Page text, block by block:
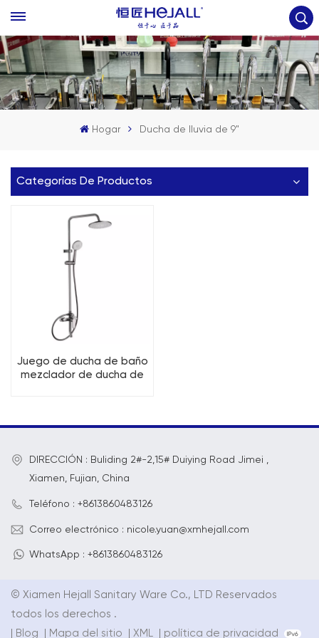
Hogar Ducha de lluvia de 9"
Categorías De Productos
Juego de ducha de baño
mezclador de ducha de
DIRECCIÓN : Buliding 2#-2,15# Duiying Road Jimei ,
Xiamen, Fujian, China
Teléfono : +8613860483126
Correo electrónico : nicole.yuan@xmhejall.com
WhatsApp : +8613860483126
© Xiamen Hejall Sanitary Ware Co., LTD Reservados
todos los derechos .
Blog Mapa del sitio XML política de privacidad